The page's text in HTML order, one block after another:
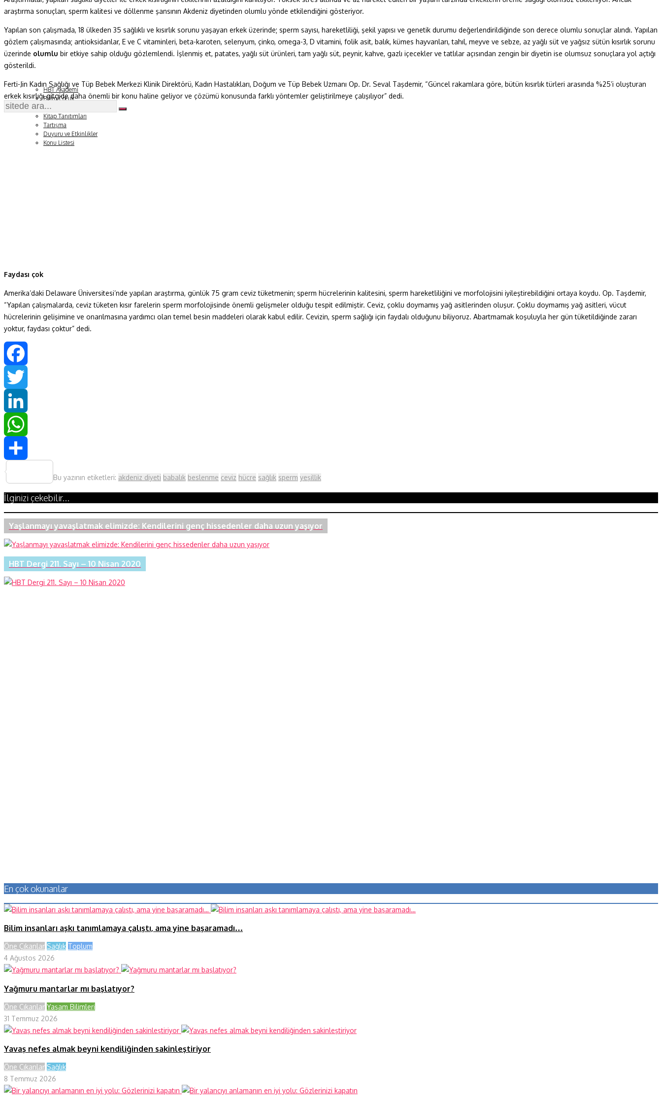
Gezegenimiz
Teknoyaşam
HBT Akademi
Bilim Çocuk
Soru ve Yanıt
Kitap Tanıtımları
Tartışma
Duyuru ve Etkinlikler
Konu Listesi
araştırma sonuçları, sperm kalitesi ve döllenme şansının Akdeniz diyetinden olumlu yönde etkilendiğini gösteriyor.
Yapılan son çalışmada, 18 ülkeden 35 sağlıklı ve kısırlık sorunu yaşayan erkek üzerinde; sperm sayısı, hareketliliği, şekil yapısı ve genetik durumu değerlendirildiğinde son derece olumlu sonuçlar alındı. Yapılan
gözlem çalışmasında; antioksidanlar, E ve C vitaminleri, beta-karoten, selenyum, çinko, omega-3, D vitamini, folik asit, balık, kümes hayvanları, tahıl, meyve ve sebze, az yağlı süt ve yağsız sütün kısırlık sorunu
üzerinde olumlu bir etkiye sahip olduğu gözlemlendi. İşlenmiş et, patates, yağlı süt ürünleri, tam yağlı süt, peynir, kahve, gazlı içecekler ve tatlılar açısından zengin bir diyetin ise olumsuz sonuçlara yol açtığı
gösterildi.
Ferti-Jin Kadın Sağlığı ve Tüp Bebek Merkezi Klinik Direktörü, Kadın Hastalıkları, Doğum ve Tüp Bebek Uzmanı Op. Dr. Seval Taşdemir, “Güncel rakamlara göre, bütün kısırlık türleri arasında %25’i oluşturan
erkek kısırlığı gitgide daha önemli bir konu haline geliyor ve çözümü konusunda farklı yöntemler geliştirilmeye çalışılıyor” dedi.
Faydası çok
Amerika’daki Delaware Üniversitesi’nde yapılan araştırma, günlük 75 gram ceviz tüketmenin; sperm hücrelerinin kalitesini, sperm hareketliliğini ve morfolojisini iyileştirebildiğini ortaya koydu. Op. Taşdemir,
“Yapılan çalışmalarda, ceviz tüketen kısır farelerin sperm morfolojisinde önemli gelişmeler olduğu tespit edilmiştir. Ceviz, çoklu doymamış yağ asitlerinden oluşur. Çoklu doymamış yağ asitleri, vücut
hücrelerinin gelişimine ve onarılmasına yardımcı olan temel besin maddeleri olarak kabul edilir. Cevizin, sperm sağlığı için faydalı olduğunu biliyoruz. Abartmamak koşuluyla her gün tüketildiğinde zararı
yoktur, faydası çoktur” dedi.
Facebook
Twitter
LinkedIn
WhatsApp
Bu yazının etiketleri: akdeniz diyeti babalık beslenme ceviz hücre sağlık sperm yeşillik
İlginizi çekebilir...
Yaşlanmayı yavaşlatmak elimizde: Kendilerini genç hissedenler daha uzun yaşıyor
HBT Dergi 211. Sayı – 10 Nisan 2020
En çok okunanlar
Bilim insanları aşkı tanımlamaya çalıştı, ama yine başaramadı…
Öne Çıkanlar Sağlık Toplum
4 Ağustos 2026
Yağmuru mantarlar mı başlatıyor?
Öne Çıkanlar Yaşam Bilimleri
31 Temmuz 2026
Yavaş nefes almak beyni kendiliğinden sakinleştiriyor
Öne Çıkanlar Sağlık
8 Temmuz 2026